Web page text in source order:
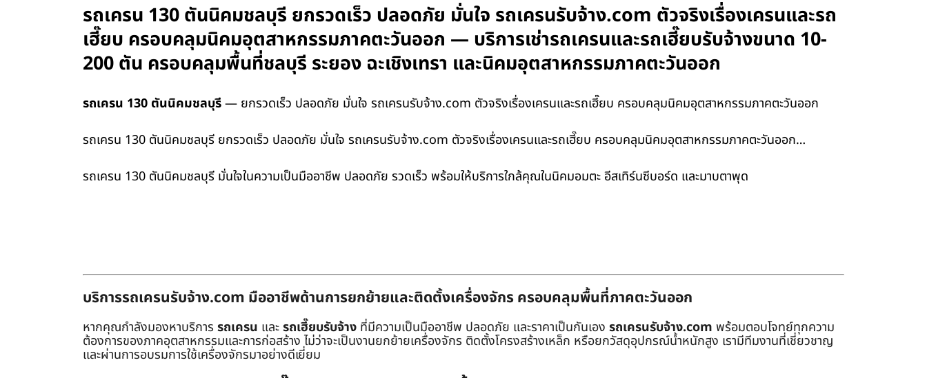
รถเครน 130 ตันนิคมชลบุรี ยกรวดเร็ว ปลอดภัย มั่นใจ รถเครนรับจ้าง.com ตัวจริงเรื่องเครนและรถ
เฮี๊ยบ ครอบคลุมนิคมอุตสาหกรรมภาคตะวันออก — บริการเช่ารถเครนและรถเฮี๊ยบรับจ้างขนาด 10-
200 ตัน ครอบคลุมพื้นที่ชลบุรี ระยอง ฉะเชิงเทรา และนิคมอุตสาหกรรมภาคตะวันออก
รถเครน 130 ตันนิคมชลบุรี— ยกรวดเร็ว ปลอดภัย มั่นใจ รถเครนรับจ้าง.com ตัวจริงเรื่องเครนและรถเฮี๊ยบ ครอบคลุมนิคมอุตสาหกรรมภาคตะวันออก
รถเครน 130 ตันนิคมชลบุรี ยกรวดเร็ว ปลอดภัย มั่นใจ รถเครนรับจ้าง.com ตัวจริงเรื่องเครนและรถเฮี๊ยบ ครอบคลุมนิคมอุตสาหกรรมภาคตะวันออก…
รถเครน 130 ตันนิคมชลบุรี มั่นใจในความเป็นมืออาชีพ ปลอดภัย รวดเร็ว พร้อมให้บริการใกล้คุณในนิคมอมตะ อีสเทิร์นซีบอร์ด และมาบตาพุด
บริการรถเครนรับจ้าง.com มืออาชีพด้านการยกย้ายและติดตั้งเครื่องจักร ครอบคลุมพื้นที่ภาคตะวันออก
หากคุณกำลังมองหาบริการ รถเครน และรถเฮี๊ยบรับจ้าง ที่มีความเป็นมืออาชีพ ปลอดภัย และราคาเป็นกันเอง รถเครนรับจ้าง.com พร้อมตอบโจทย์ทุกความ
ต้องการของภาคอุตสาหกรรมและการก่อสร้าง ไม่ว่าจะเป็นงานยกย้ายเครื่องจักร ติดตั้งโครงสร้างเหล็ก หรือยกวัสดุอุปกรณ์น้ำหนักสูง เรามีทีมงานที่เชี่ยวชาญ
และผ่านการอบรมการใช้เครื่องจักรมาอย่างดีเยี่ยม